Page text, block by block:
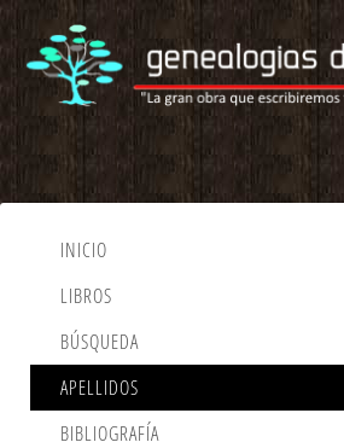
INICIO
LIBROS
BÚSQUEDA
APELLIDOS
BIBLIOGRAFÍA